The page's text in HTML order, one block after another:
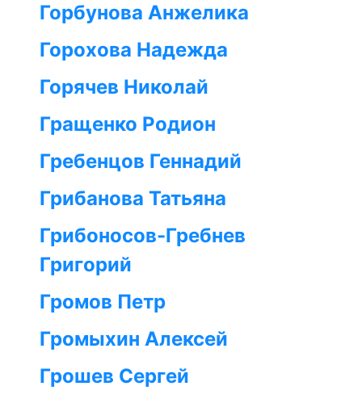
Горбунова Анжелика
Горохова Надежда
Горячев Николай
Гращенко Родион
Гребенцов Геннадий
Грибанова Татьяна
Грибоносов-Гребнев
Григорий
Громов Петр
Громыхин Алексей
Грошев Сергей